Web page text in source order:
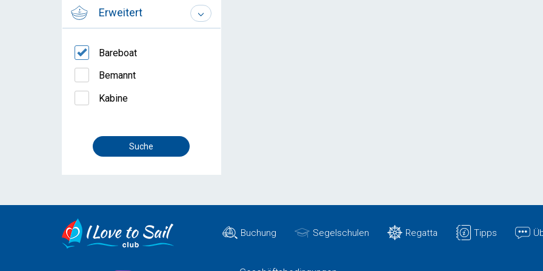
Erweitert
Bareboat
Bemannt
Kabine
Buchung Segelschulen Regatta Tipps